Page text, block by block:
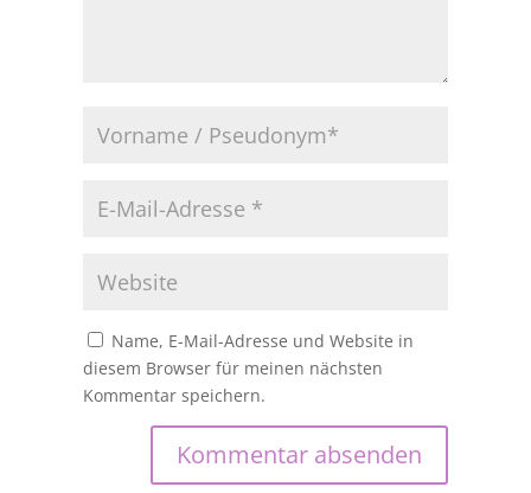
Name, E-Mail-Adresse und Website in
diesem Browser für meinen nächsten
Kommentar speichern.